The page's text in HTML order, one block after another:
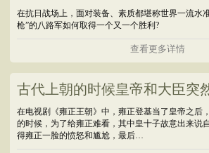
在抗日战场上，面对装备、素质都堪称世界一流水
枪”的八路军如何取得一个又一个胜利?
查看更多详情
古代上朝的时候皇帝和大臣突
在电视剧《雍正王朝》中，雍正登基当了皇帝之后
的时候，为了给雍正难看，其中皇十子故意出来说
得雍正一脸的愤怒和尴尬，最后…